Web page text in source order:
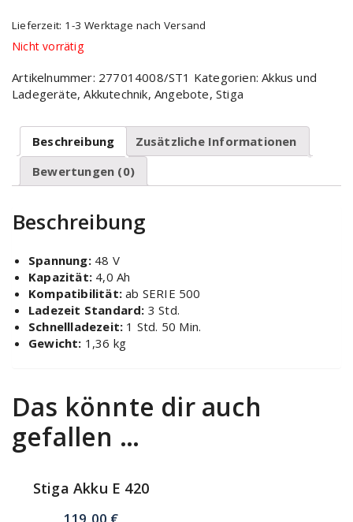
Lieferzeit: 1-3 Werktage nach Versand
Nicht vorrätig
Artikelnummer: 277014008/ST1 Kategorien:Akkus und
Ladegeräte,Akkutechnik,Angebote,Stiga
Beschreibung
Zusätzliche Informationen
Bewertungen (0)
Beschreibung
Spannung:48 V
Kapazität: 4,0 Ah
Kompatibilität: ab SERIE 500
Ladezeit Standard: 3 Std.
Schnellladezeit: 1 Std. 50 Min.
Gewicht: 1,36 kg
Das könnte dir auch
gefallen …
Stiga Akku E 420
119,00 €